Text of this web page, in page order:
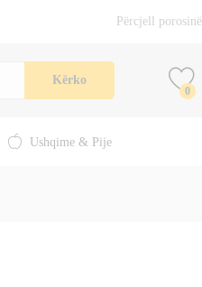
Përcjell
Kërko
0
Ushqime & Pije